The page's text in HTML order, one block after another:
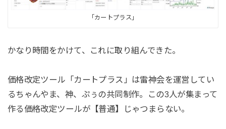
「カートプラス」
かなり時間をかけて、これに取り組んできた。
価格改定ツール「カートプラス」は雷神会を運営してい
るちゃんやま、神、ぷぅの共同制作。この3人が集まって
作る価格改定ツールが【普通】じゃつまらない。